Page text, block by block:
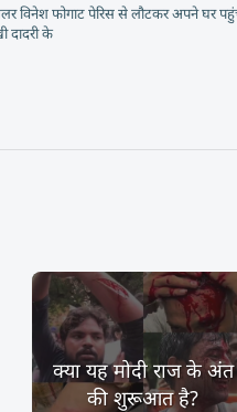
विनेश फोगाट पेरिस से लौटकर अपने घर
दादरी के
क्या यह मोदी राज के अंत
की शुरूआत है?